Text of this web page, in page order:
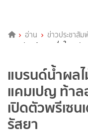
อ่าน ข่าวประชาสั
แคมเปญ ท้าลองดื่มใน 6 วั
แบรนด์น้ำผล
แคมเปญ ท้า
เปิดตัวพรีเซ
รัสยา